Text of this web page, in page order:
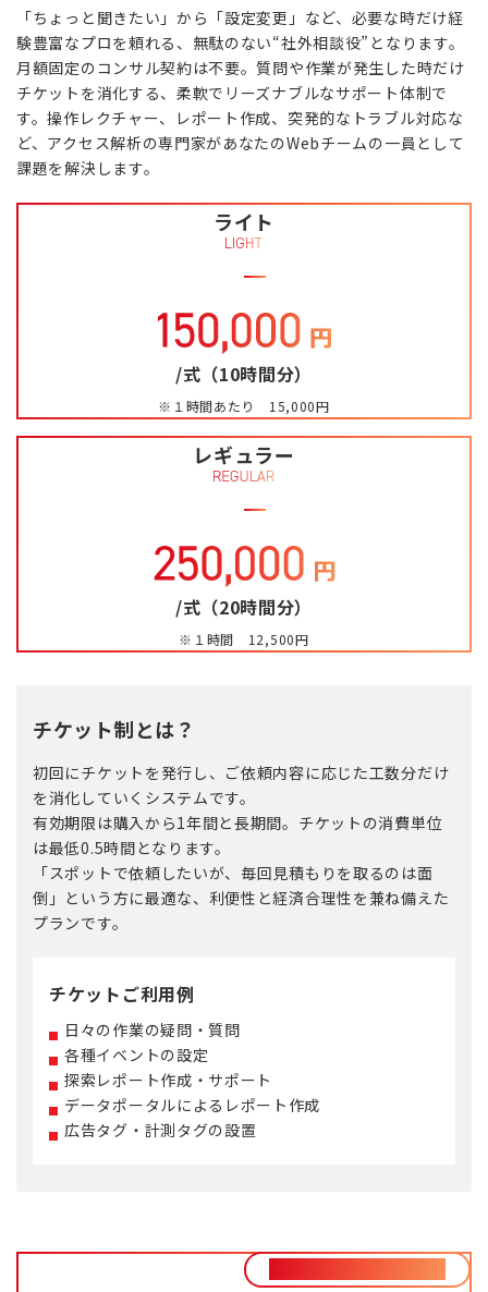
「ちょっと聞きたい」から「設定変更」など、必要な時だけ経
験豊富なプロを頼れる、無駄のない“社外相談役”となります。
月額固定のコンサル契約は不要。質問や作業が発生した時だけ
チケットを消化する、柔軟でリーズナブルなサポート体制で
す。操作レクチャー、レポート作成、突発的なトラブル対応な
ど、アクセス解析の専門家があなたのWebチームの一員として
課題を解決します。
ライト
/式（10時間分）
※１時間あたり 15,000円
レギュラー
/式（20時間分）
※１時間 12,500円
チケット制とは？
初回にチケットを発行し、ご依頼内容に応じた工数分だけ
を消化していくシステムです。
有効期限は購入から1年間と長期間。チケットの消費単位
は最低0.5時間となります。
「スポットで依頼したいが、毎回見積もりを取るのは面
倒」という方に最適な、利便性と経済合理性を兼ね備えた
プランです。
チケットご利用例
日々の作業の疑問・質問
各種イベントの設定
探索レポート作成・サポート
データポータルによるレポート作成
広告タグ・計測タグの設置